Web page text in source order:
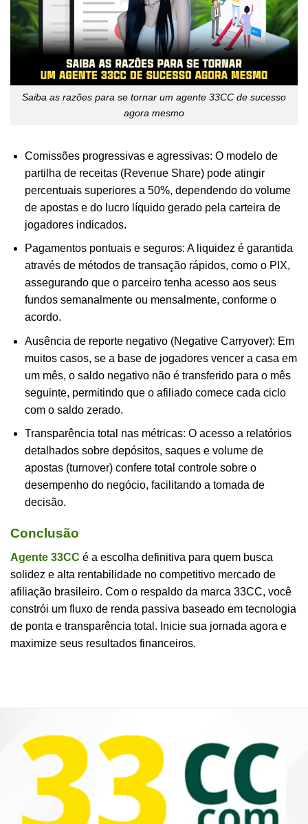
Saiba as razões para se tornar um agente 33CC de sucesso
agora mesmo
Comissões progressivas e agressivas: O modelo de
partilha de receitas (Revenue Share) pode atingir
percentuais superiores a 50%, dependendo do volume
de apostas e do lucro líquido gerado pela carteira de
jogadores indicados.
Pagamentos pontuais e seguros: A liquidez é garantida
através de métodos de transação rápidos, como o PIX,
assegurando que o parceiro tenha acesso aos seus
fundos semanalmente ou mensalmente, conforme o
acordo.
Ausência de reporte negativo (Negative Carryover): Em
muitos casos, se a base de jogadores vencer a casa em
um mês, o saldo negativo não é transferido para o mês
seguinte, permitindo que o afiliado comece cada ciclo
com o saldo zerado.
Transparência total nas métricas: O acesso a relatórios
detalhados sobre depósitos, saques e volume de
apostas (turnover) confere total controle sobre o
desempenho do negócio, facilitando a tomada de
decisão.
Conclusão
Agente 33CC é a escolha definitiva para quem busca
solidez e alta rentabilidade no competitivo mercado de
afiliação brasileiro. Com o respaldo da marca 33CC, você
constrói um fluxo de renda passiva baseado em tecnologia
de ponta e transparência total. Inicie sua jornada agora e
maximize seus resultados financeiros.